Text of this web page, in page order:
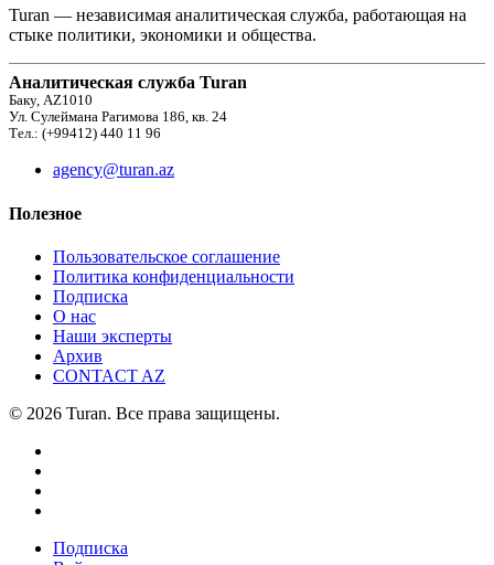
Turan — независимая аналитическая служба, работающая на
стыке политики, экономики и общества.
Аналитическая служба Turan
Баку, AZ1010
Ул. Сулеймана Рагимова 186, кв. 24
Тел.: (+99412) 440 11 96
agency@turan.az
Полезное
Пользовательское соглашение
Политика конфиденциальности
Подписка
О нас
Наши эксперты
Архив
CONTACT AZ
© 2026 Turan. Все права защищены.
Подписка